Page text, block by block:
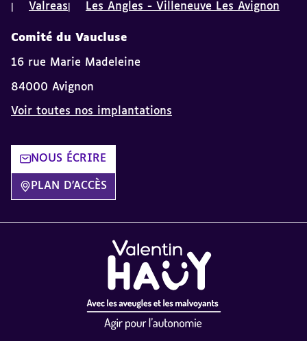
Valreas
Les Angles - Villeneuve Les Avignon
Comité du Vaucluse
16 rue Marie Madeleine
84000 Avignon
Voir toutes nos implantations
NOUS ÉCRIRE
PLAN D'ACCÈS